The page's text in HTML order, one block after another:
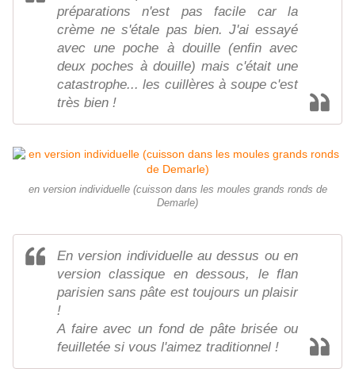
préparations n'est pas facile car la
crème ne s'étale pas bien. J'ai essayé
avec une poche à douille (enfin avec
deux poches à douille) mais c'était une
catastrophe... les cuillères à soupe c'est
très bien !
en version individuelle (cuisson dans les moules grands ronds de
Demarle)
En version individuelle au dessus ou en
version classique en dessous, le flan
parisien sans pâte est toujours un plaisir
!
A faire avec un fond de pâte brisée ou
feuilletée si vous l'aimez traditionnel !